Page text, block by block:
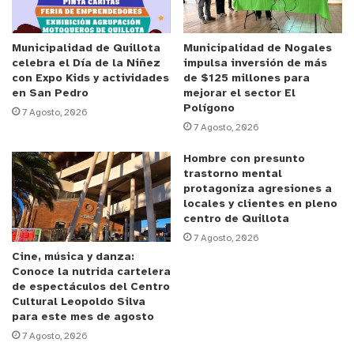
existen en la región de Valparaíso. Estamos
contentos con esta decisión y ratificamos una vez
más la importancia que tiene el Gobierno Regional
como una herramienta que se pone a disposición,
precisamente, de las y los más necesitados”.
Anuncio Patrocinado
El programa contempla la extensión por seis
meses de los puestos de trabajo que se
encuentran en curso en las 38 comunas de la
región de Valparaíso. Los cupos conformados por
el programa Pro-Empleo se distribuyen por
densidad demográfica y permiten generar fuentes
de trabajo a mujeres, principalmente jefas de
hogar.
Municipalidad de Quillota
celebra el Día de la Niñez
con Expo Kids y actividades
en San Pedro
7 Agosto, 2026
Municipalidad de Nogales
impulsa inversión de más
de $125 millones para
mejorar el sector El
Polígono
7 Agosto, 2026
Cine, música y danza:
Conoce la nutrida cartelera
de espectáculos del Centro
Cultural Leopoldo Silva
para este mes de agosto
7 Agosto, 2026
Hombre con presunto
trastorno mental
protagoniza agresiones a
locales y clientes en pleno
centro de Quillota
7 Agosto, 2026